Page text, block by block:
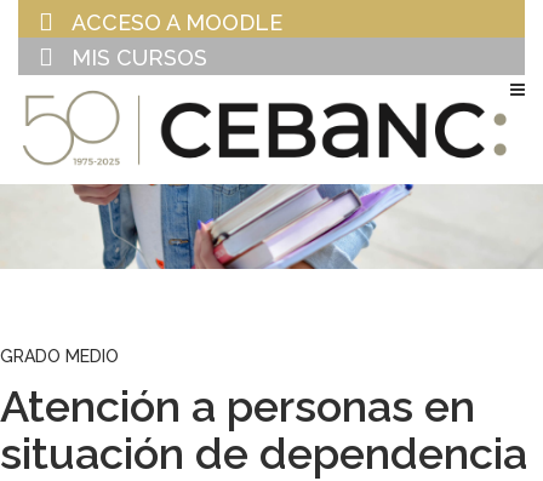
ACCESO A MOODLE
MIS CURSOS
GRADO MEDIO
Atención a personas en
situación de dependencia